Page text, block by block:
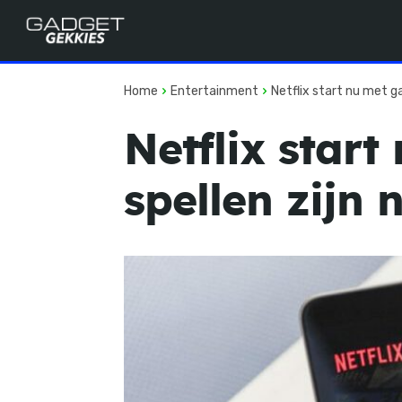
Home Entertainment Netflix start nu met
Netflix start
spellen zijn